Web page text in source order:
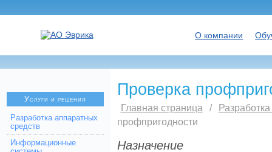
О компании
Услуги и решения
Разработка аппаратных
средств
Информационные
Проверка
Главная страница /
профпригодности
Назначение